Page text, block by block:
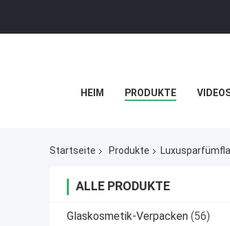
HEIM PRODUKTE
Startseite Produkte
ALLE PRODUKTE
Glaskosmetik-Verpacken (56)